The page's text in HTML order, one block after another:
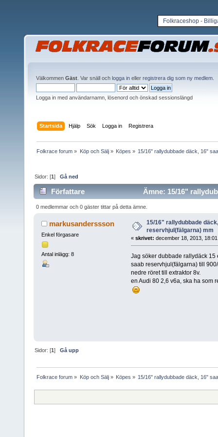
Folkraceshop -
Välkommen Gäst . Var snäll och logga in eller registrera dig som ny medlem
Logga in med användarnamn, lösenord och önskad sessionslängd
Startsida Hjälp Sök Logga in Registrera
Folkrace forum » Köp och Sälj» Köpes » 15/16" rallydubbade däck, 16"
Sidor: [1]Gå ned
Författare
Ämne: 15/16"
gånger)
0 medlemmar och 0 gäster tittar på detta ämne.
markusanderssson
Enkel förgasare
Antal inlägg: 8
15/16" rallydubbade
reservhjul(fälgarna) mm
« skrivet: december 18, 2013,
Jag söker dubbade rallydäck 15
saab reservhjul(fälgarna) till
nedre röret till extraktor 8v.
en Audi 80 2,6 v6a, ska ha som
Sidor: [1]Gå upp
Folkrace forum » Köp och Sälj» Köpes » 15/16" rallydubbade däck, 16"